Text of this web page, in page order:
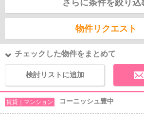
さらに条件を絞り込
物件リクエスト
チェックした物件をまとめて
検討リストに追加
賃貸｜マンション コーニッシュ豊中